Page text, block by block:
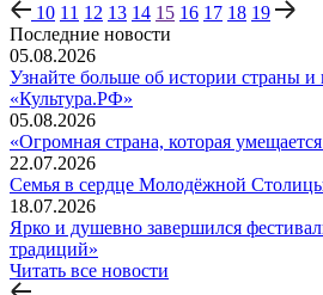
10 11 12 13 14 15 16 17 18 19
Последние новости
05.08.2026
Узнайте больше об истории страны и
«Культура.РФ»
05.08.2026
«Огромная страна, которая
22.07.2026
Семья в сердце Молодёжной
18.07.2026
Ярко и душевно завершился
традиций»
Читать все новости